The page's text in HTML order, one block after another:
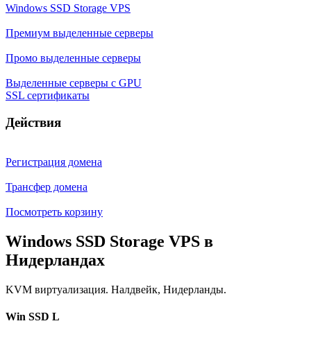
Windows SSD Storage VPS
Премиум выделенные серверы
Промо выделенные серверы
Выделенные серверы с GPU
SSL сертификаты
Действия
Регистрация домена
Трансфер домена
Посмотреть корзину
Windows SSD Storage VPS в
Нидерландах
KVM виртуализация. Налдвейк, Нидерланды.
Win SSD L